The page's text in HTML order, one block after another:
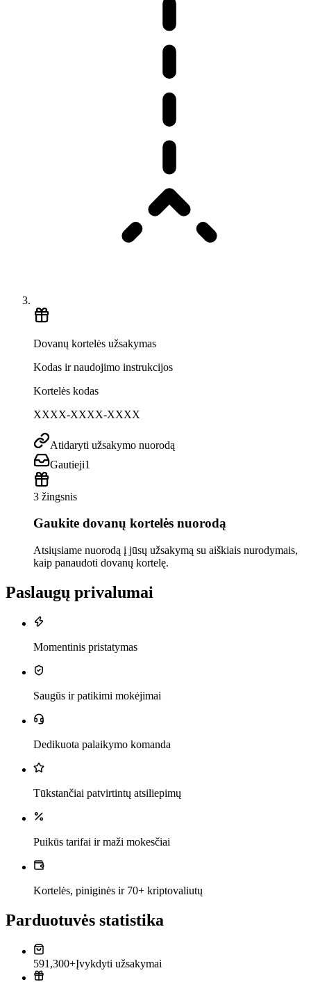
Dovanų kortelės užsakymas
Kodas ir naudojimo instrukcijos
Kortelės kodas
XXXX-XXXX-XXXX
Atidaryti užsakymo nuorodą
Gautieji1
3 žingsnis
Gaukite dovanų kortelės nuorodą
Atsiųsiame nuorodą į jūsų užsakymą su aiškiais nurodymais,
kaip panaudoti dovanų kortelę.
Paslaugų privalumai
Momentinis pristatymas
Saugūs ir patikimi mokėjimai
Dedikuota palaikymo komanda
Tūkstančiai patvirtintų atsiliepimų
Puikūs tarifai ir maži mokesčiai
Kortelės, piniginės ir 70+ kriptovaliutų
Parduotuvės statistika
591,300+Įvykdyti užsakymai